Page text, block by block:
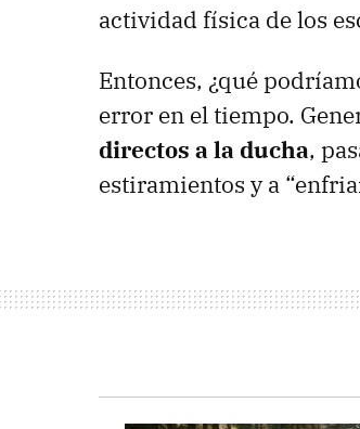
actividad física de los
Entonces, ¿qué
error en el tiempo.
directos a la ducha,
estiramientos y a